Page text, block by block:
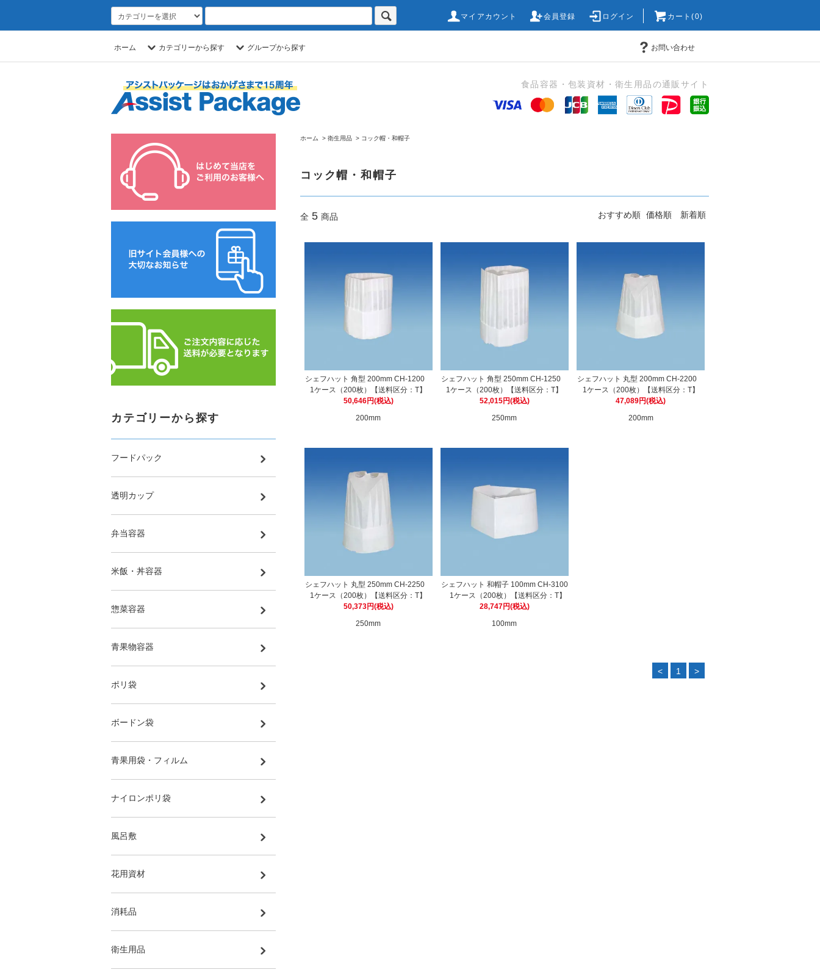
マイアカウント 会員登録 ログイン カート(0)
ホーム カテゴリーから探す グループから探す お問い合わせ
食品容器・包装資材・衛生用品の通販サイト
ホーム > 衛生用品 > コック帽・和帽子
コック帽・和帽子
全 5 商品 おすすめ順 価格順 新着順
シェフハット 角型 200mm CH-1200
1ケース（200枚）【送料区分：T】
50,646円(税込)
200mm
シェフハット 角型 250mm CH-1250
1ケース（200枚）【送料区分：T】
52,015円(税込)
250mm
シェフハット 丸型 200mm CH-2200
1ケース（200枚）【送料区分：T】
47,089円(税込)
200mm
シェフハット 丸型 250mm CH-2250
1ケース（200枚）【送料区分：T】
50,373円(税込)
250mm
シェフハット 和帽子 100mm CH-3100
1ケース（200枚）【送料区分：T】
28,747円(税込)
100mm
< 1 >
カテゴリーから探す
フードパック
透明カップ
弁当容器
米飯・丼容器
惣菜容器
青果物容器
ポリ袋
ボードン袋
青果用袋・フィルム
ナイロンポリ袋
風呂敷
花用資材
消耗品
衛生用品